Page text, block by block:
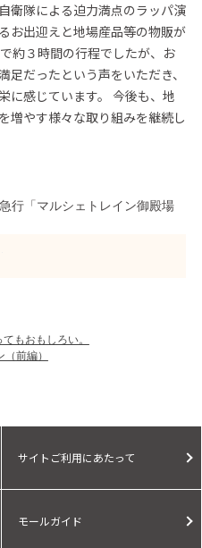
衛隊による迫力満点のラッパ演
お出迎えと地場産品等の物販が
約３時間の行程でしたが、お
だったという声をいただき、
に感じています。 今後も、地
増やす様々な取り組みを継続し
行「マルシェトレイン御殿場
もおもしろい。
前編）
サイトご利用にあたって
モールガイド